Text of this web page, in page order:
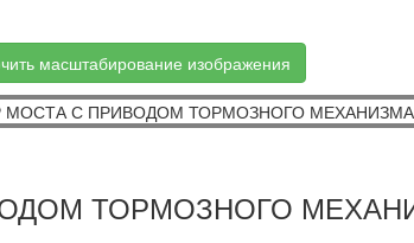
масштабирование изображения
ТОРМОЗНОГО